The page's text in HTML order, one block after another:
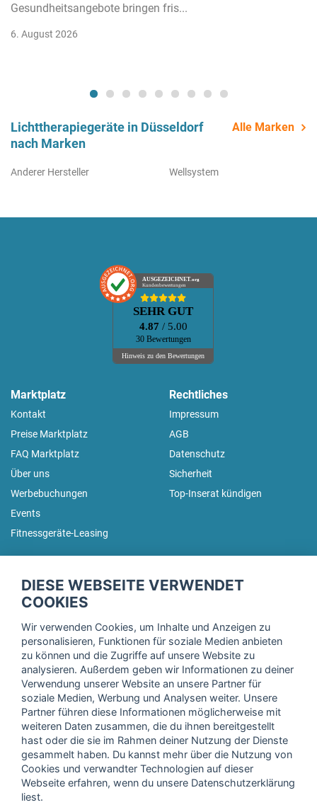
Gesundheitsangebote bringen fris...
6. August 2026
Lichttherapiegeräte in Düsseldorf
nach Marken
Alle Marken
Anderer Hersteller Wellsystem
AUSGEZEICHNET.org
Kundenbewertungen
SEHR GUT
4.87 / 5.00
30 Bewertungen
Hinweis zu den Bewertungen
Marktplatz
Kontakt
Preise Marktplatz
FAQ Marktplatz
Über uns
Werbebuchungen
Events
Fitnessgeräte-Leasing
Rechtliches
Impressum
AGB
Datenschutz
Sicherheit
Top-Inserat kündigen
Trage dich hier für unseren Newsletter ein und erhalte regelmäßig
Ich stimme der Verarbeitung meiner Daten, wie in der
Einwilligungserklärungder fitnessmarkt.de services GmbH
beschrieben, zu und bestätige, dass ich das 16. Lebensjahr
vollendet habe. Ich kann diese Einwilligung jederzeit mit
Wirkung für die Zukunft widerrufen. Weitere Informationen
finden Sie in unsererDatenschutzerklärung.
DIESE WEBSEITE VERWENDET
COOKIES
Wir verwenden Cookies, um Inhalte und Anzeigen zu
personalisieren, Funktionen für soziale Medien anbieten
zu können und die Zugriffe auf unsere Website zu
analysieren. Außerdem geben wir Informationen zu deiner
Verwendung unserer Website an unsere Partner für
soziale Medien, Werbung und Analysen weiter. Unsere
Partner führen diese Informationen möglicherweise mit
weiteren Daten zusammen, die du ihnen bereitgestellt
hast oder die sie im Rahmen deiner Nutzung der Dienste
gesammelt haben. Du kannst mehr über die Nutzung von
Cookies und verwandter Technologien auf dieser
Webseite erfahren, wenn du unsere Datenschutzerklärung
liest.